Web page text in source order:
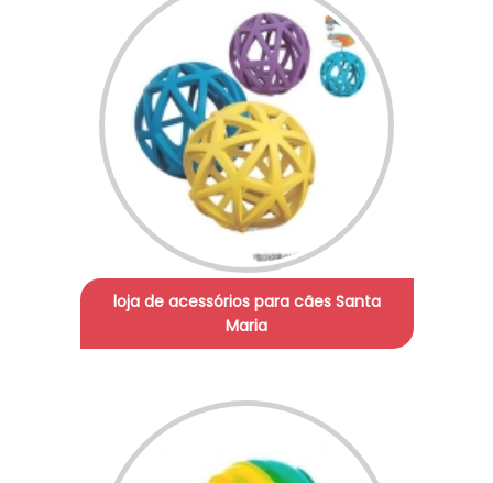
loja de acessórios para cães Santa
Maria